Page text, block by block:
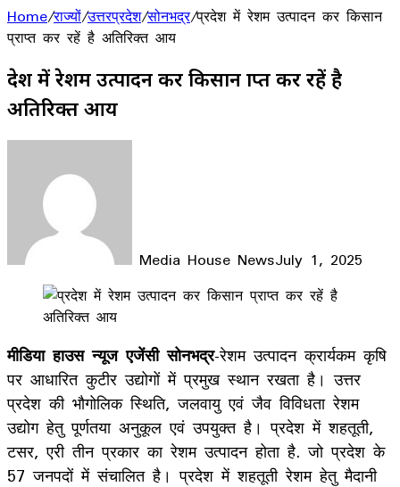
Home/राज्यों/उत्तरप्रदेश/सोनभद्र/प्रदेश में रेशम उत्पादन कर किसान
प्राप्त कर रहें है अतिरिक्त आय
प्रदेश में रेशम उत्पादन कर किसान प्राप्त कर रहें है
अतिरिक्त आय
Media House NewsJuly 1, 2025
Facebook
LinkedIn
WhatsApp
Telegram
मीडिया हाउस न्यूज एजेंसी सोनभद्र-रेशम उत्पादन क्रार्यकम कृषि
पर आधारित कुटीर उद्योगों में प्रमुख स्थान रखता है। उत्तर
प्रदेश की भौगोलिक स्थिति, जलवायु एवं जैव विविधता रेशम
उद्योग हेतु पूर्णतया अनुकूल एवं उपयुक्त है। प्रदेश में शहतूती,
टसर, एरी तीन प्रकार का रेशम उत्पादन होता है. जो प्रदेश के
57 जनपदों में संचालित है। प्रदेश में शहतूती रेशम हेतु मैदानी